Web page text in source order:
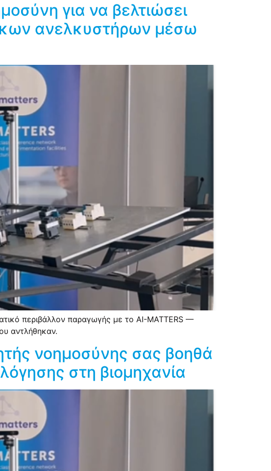
για να βελτιώσει
ανελκυστήρων μέσω
περιβάλλον παραγωγής με το AI-MATTERS —
αντλήθηκαν.
νοημοσύνης σας βοηθά
στη βιομηχανία